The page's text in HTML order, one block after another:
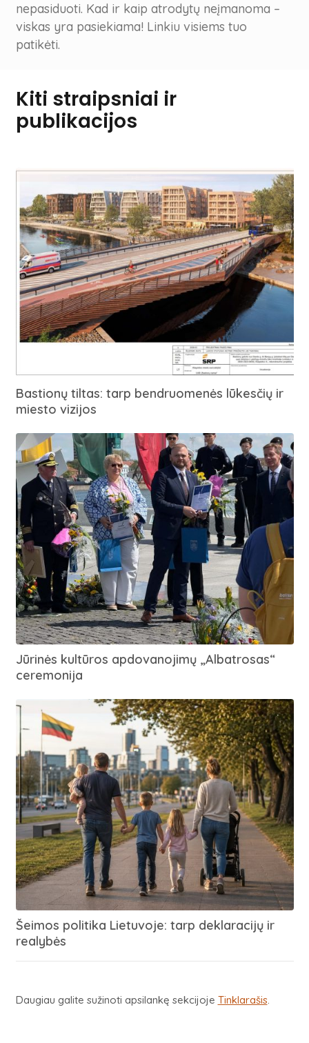
nepasiduoti. Kad ir kaip atrodytų neįmanoma –
viskas yra pasiekiama! Linkiu visiems tuo
patikėti.
Kiti straipsniai ir
publikacijos
Bastionų tiltas: tarp bendruomenės lūkesčių ir
miesto vizijos
Jūrinės kultūros apdovanojimų „Albatrosas“
ceremonija
Šeimos politika Lietuvoje: tarp deklaracijų ir
realybės
Daugiau galite sužinoti apsilankę sekcijoje Tinklarašis.